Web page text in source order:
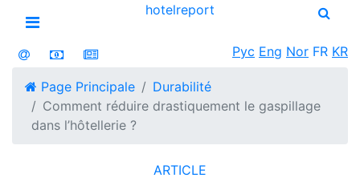
Open menu
hotelreport
Рус Eng Nor FR KR
Page Principale
Durabilité
Comment réduire drastiquement le gaspillage
dans l’hôtellerie ?
ARTICLE